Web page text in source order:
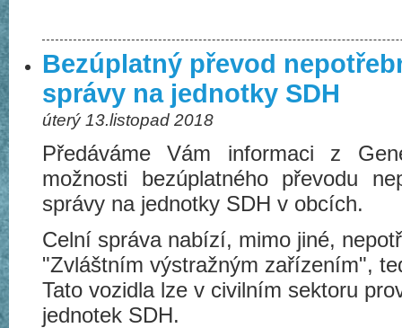
Bezúplatný převod
správy na jednotky SDH
úterý 13.listopad 2018
Předáváme Vám informaci z
možnosti bezúplatného převodu
správy na jednotky SDH v obcích.
Celní správa nabízí, mimo jiné,
"Zvláštním výstražným zařízením",
Tato vozidla lze v civilním sektoru
jednotek SDH.